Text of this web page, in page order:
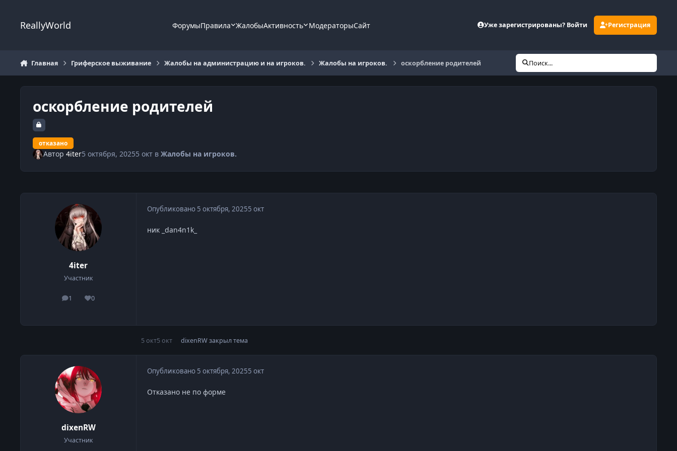
ReallyWorld ФорумыПравила ЖалобыАктивность МодераторыСайт Уже зарегистрированы? Войти Регистрация
Главная Гриферское выживание Жалобы на администрацию и на игроков. Жалобы на игроков. оскорбление родителей Поиск...
оскорбление родителей
отказано
Автор 4iter5 октября, 20255 октв Жалобы на игроков.
4iter
Участник
1
сообщения
0
Репутация
Опубликовано 5 октября, 20255 окт
ник _dan4n1k_
5 окт5 окт dixenRWзакрыл тема
dixenRW
Участник
Опубликовано 5 октября, 20255 окт
Отказано не по форме